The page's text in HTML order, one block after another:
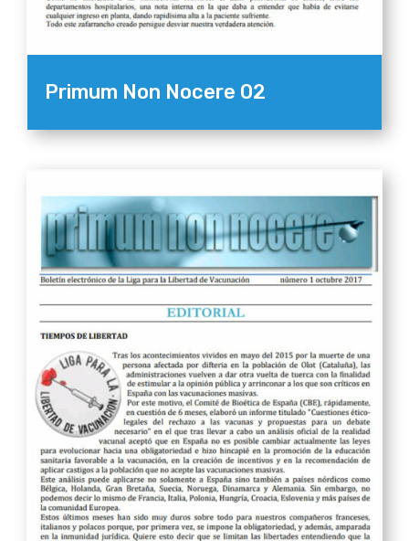
Primum Non Nocere 02